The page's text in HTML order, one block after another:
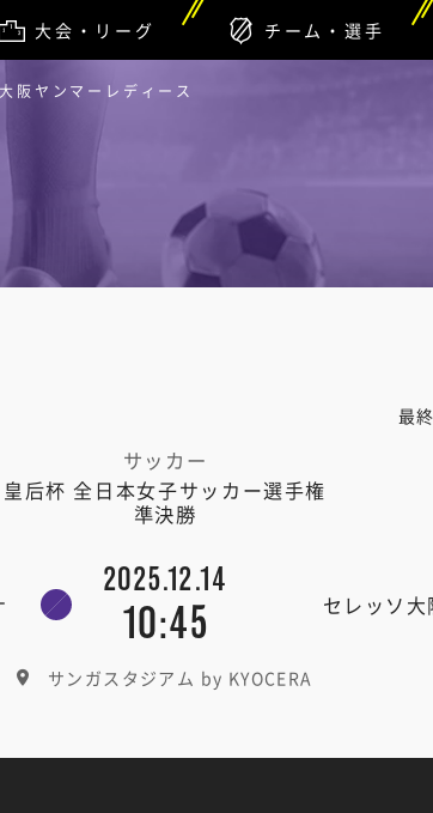
大会・リーグ チーム・選手
阪ヤンマーレディース
最
サッカー
皇后杯 全日本女子サッカー選手権
準決勝
2025.12.14
10:45 セレッソ
サンガスタジアム by KYOCERA